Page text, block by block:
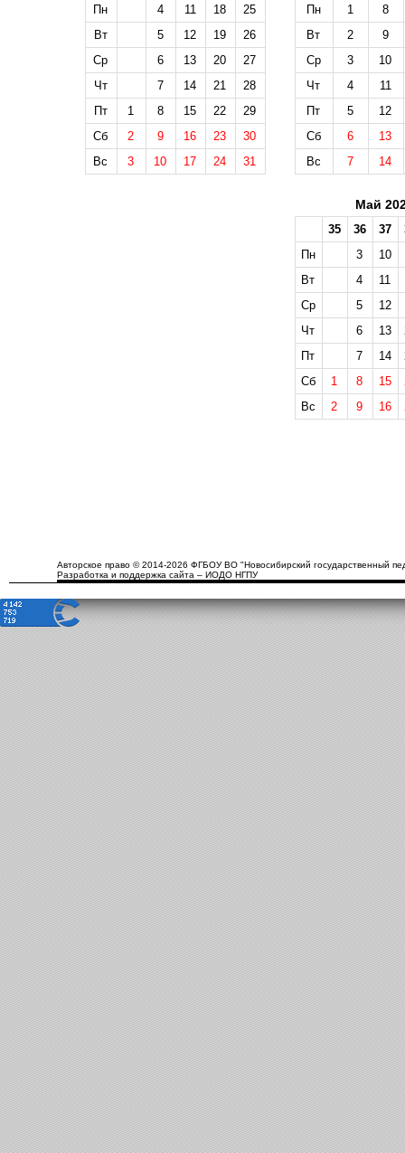
Пн
4 11 18
25
Вт
5 12 19
26
Ср
6 13 20
27
Чт
7 14 21
28
Пт
1 8 15 22
29
Сб
2 9 16 23
30
Вс
3 10 17 24 31
Пн
1
8
Вт
2
9
Ср
3
10
Чт
4
11
Пт
5
12
Сб
6
13
Вс
7 14
Май
35 36 37
Пн
3 10
Вт
4 11
Ср
5 12
Чт
6 13
Пт
7 14
Сб
1 8 15
Вс
2 9 16
Авторское право © 2014-2026 ФГБОУ ВО "Новосибирский государственный
Разработка и поддержка сайта – ИОДО НГПУ